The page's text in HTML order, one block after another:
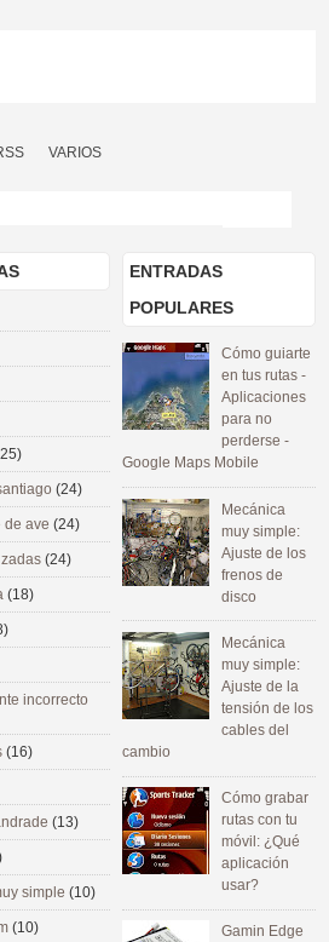
VARIOS
ENTRADAS
POPULARES
Cómo guiarte
en tus rutas -
Aplicaciones
para no
perderse -
Google Maps Mobile
Mecánica
muy simple:
Ajuste de los
frenos de
disco
Mecánica
muy simple:
Ajuste de la
tensión de los
cables del
cambio
Cómo grabar
rutas con tu
móvil: ¿Qué
aplicación
usar?
Gamin Edge
(24)
de ave (24)
(24)
(18)
incorrecto
(16)
(13)
simple (10)
(10)